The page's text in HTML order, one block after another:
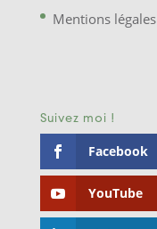
Mentions légales
Suivez moi !
Facebook
YouTube